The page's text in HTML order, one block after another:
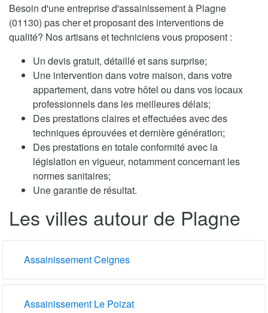
Besoin d'une entreprise d'assainissement à Plagne
(01130) pas cher et proposant des interventions de
qualité? Nos artisans et techniciens vous proposent :
Un devis gratuit, détaillé et sans surprise;
Une intervention dans votre maison, dans votre
appartement, dans votre hôtel ou dans vos locaux
professionnels dans les meilleures délais;
Des prestations claires et effectuées avec des
techniques éprouvées et dernière génération;
Des prestations en totale conformité avec la
législation en vigueur, notamment concernant les
normes sanitaires;
Une garantie de résultat.
Les villes autour de Plagne
Assainissement Ceignes
Assainissement Le Poizat